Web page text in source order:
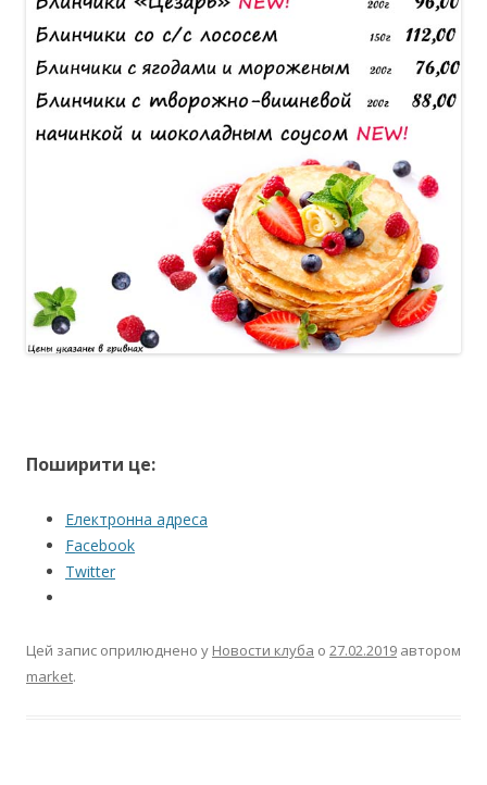
Поширити це:
Електронна адреса
Facebook
Twitter
Цей запис оприлюднено у Новости клуба о 27.02.2019 автором
market.